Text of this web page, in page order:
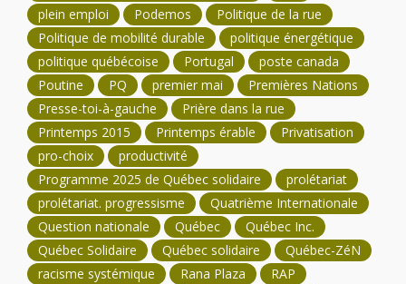
plein emploi
Podemos
Politique de la rue
Politique de mobilité durable
politique énergétique
politique québécoise
Portugal
poste canada
Poutine
PQ premier mai
Premières Nations
Presse-toi-à-gauche
Prière dans la rue
Printemps 2015
Printemps érable
Privatisation
pro-choix
productivité
Programme 2025 de Québec solidaire
prolétariat
prolétariat. progressisme
Quatrième Internationale
Question nationale
Québec
Québec Inc.
Québec Solidaire
Québec solidaire
Québec-ZéN
racisme systémique
Rana Plaza
RAP